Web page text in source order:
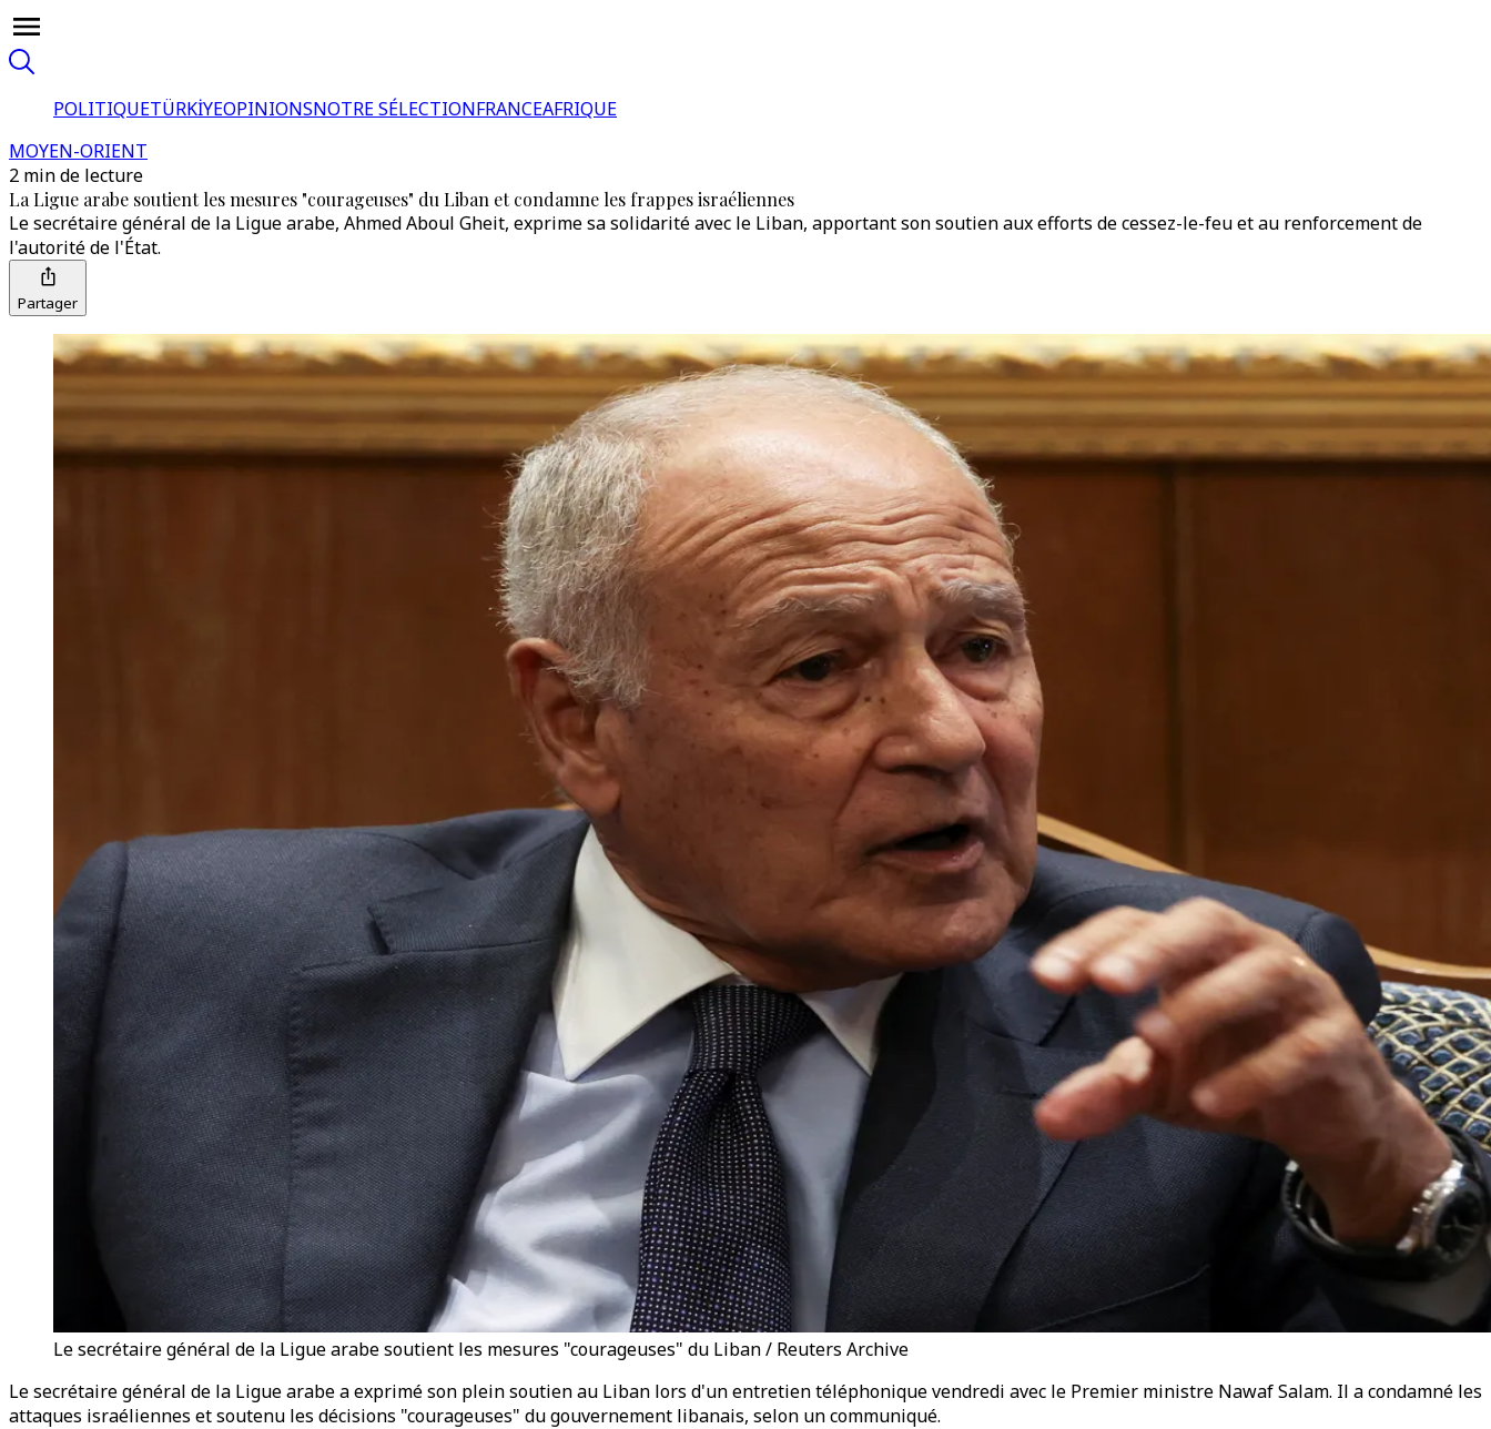
POLITIQUETÜRKİYEOPINIONSNOTRE SÉLECTIONFRANCEAFRIQUE
MOYEN-ORIENT
2 min de lecture
La Ligue arabe soutient les mesures "courageuses" du Liban et condamne les frappes israéliennes
Le secrétaire général de la Ligue arabe, Ahmed Aboul Gheit, exprime sa solidarité avec le Liban, apportant son soutien aux efforts de cessez-le-feu et au renforcement de
l'autorité de l'État.
Partager
Le secrétaire général de la Ligue arabe soutient les mesures "courageuses" du Liban / Reuters Archive
Le secrétaire général de la Ligue arabe a exprimé son plein soutien au Liban lors d'un entretien téléphonique vendredi avec le Premier ministre Nawaf Salam. Il a condamné les
attaques israéliennes et soutenu les décisions "courageuses" du gouvernement libanais, selon un communiqué.